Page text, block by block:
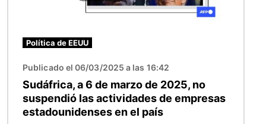
Política de EEUU
Publicado el 06/03/2025 a las 16:42
Sudáfrica, a 6 de marzo de 2025, no
suspendió las actividades de empresas
estadounidenses en el país